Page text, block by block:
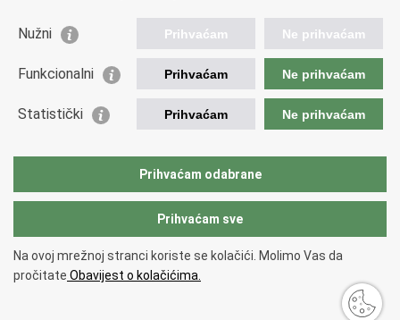
Važne poveznice
Vlada Republike Hrvatske
Europska komisija
Taxation and Customs Union
Copyright © 2026 Ministarstvo financija, Carinska uprava.
korištenja.
Nužni Prihvaćam Ne prihvaćam
Funkcionalni Prihvaćam Ne prihvaćam
Statistički Prihvaćam Ne prihvaćam
Prihvaćam odabrane
Prihvaćam sve
Na ovoj mrežnoj stranci koriste se kolačići. Molimo Vas da
pročitate Obavijest o kolačićima.